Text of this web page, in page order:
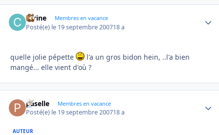
carine Membres en vacance
Posté(e) le 19 septembre 200718 a
quelle jolie pépette
l'a un gros bidon hein, ..l'a bien
mangé... elle vient d'où ?
paselle Membres en vacance
Posté(e) le 19 septembre 200718 a
AUTEUR